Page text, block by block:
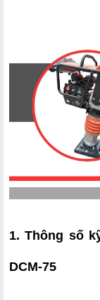
2.2 Thiết
2.4 Độ bền
1. Thông số
DCM-75